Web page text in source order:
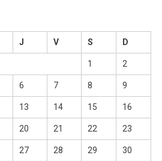
J V S D
1 2
6 7 8 9
13 14 15 16
20 21 22 23
27 28 29 30